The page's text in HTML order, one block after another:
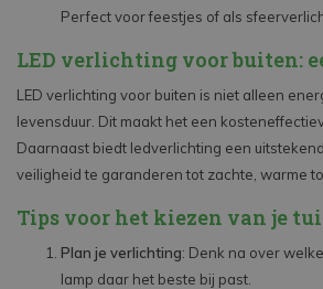
Perfect voor feestjes of als
LED verlichting voor buiten:
LED verlichting voor buiten is niet alleen
levensduur. Dit maakt het een
Daarnaast biedt ledverlichting een
veiligheid te garanderen tot zachte, warme
Tips voor het kiezen van je
Plan je verlichting: Denk na over
lamp daar het beste bij past.